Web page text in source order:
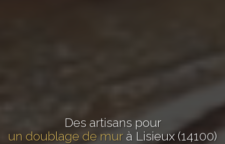
Des artisans pour
un doublage de mur à Lisieux (14100)